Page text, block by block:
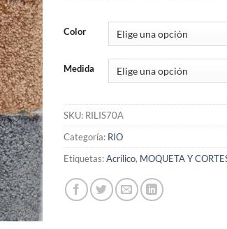
Color
Medida
SKU: RILIS70A
Categoría: RIO
Etiquetas:Acrílico, MOQUETA Y